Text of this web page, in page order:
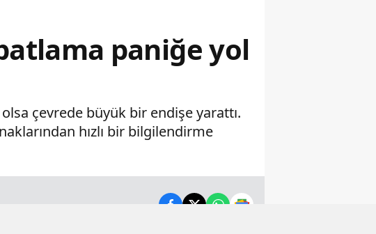
paniğe yol
çevrede büyük bir endişe yarattı.
hızlı bir bilgilendirme